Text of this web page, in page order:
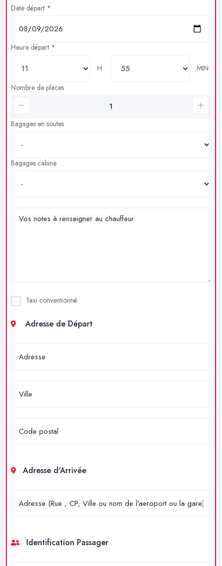
Date départ *
Heure départ *
H
MIN
Nombre de places
Bagages en soutes
Bagages cabine
Taxi conventionné
Adresse de Départ
Adresse d'Arrivée
Identification Passager